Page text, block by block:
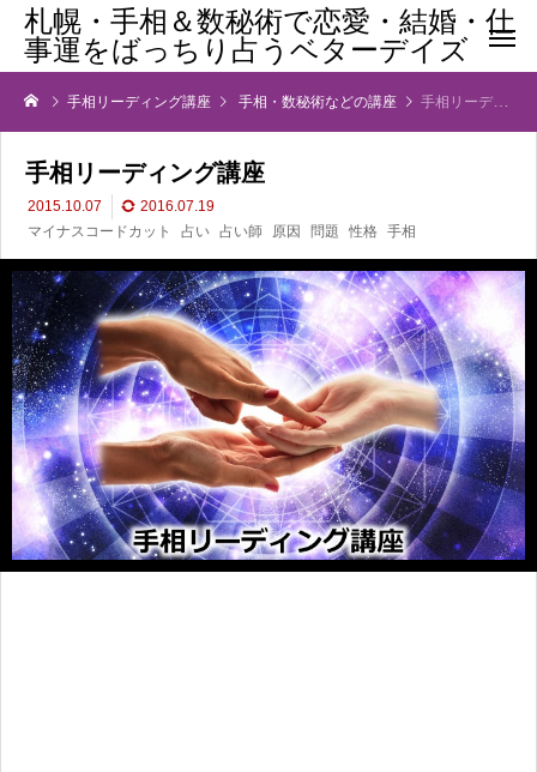
札幌・手相＆数秘術で恋愛・結婚・仕
事運をばっちり占うベターデイズ
手相リーディング講座 手相・数秘術などの講座 手相リーディング講座
手相リーディング講座
2015.10.07
2016.07.19
マイナスコードカット
占い 占い師 原因 問題 性格 手相